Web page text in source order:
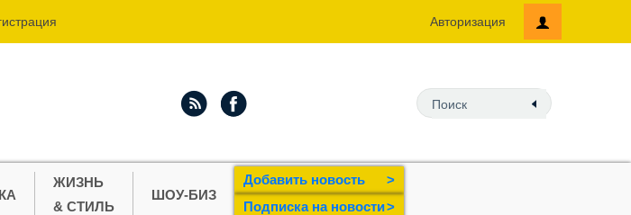
Авторизация
ЖИЗНЬ
& СТИЛЬ
ШОУ-БИЗ
Добавить новость
>
Подпиcка на новости>